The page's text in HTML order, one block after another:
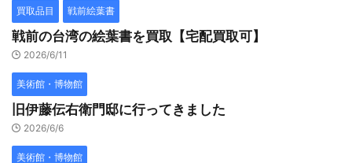
買取品目 戦前絵葉書
戦前の台湾の絵葉書を買取【宅配買取可】
2026/6/11
美術館・博物館
旧伊藤伝右衛門邸に行ってきました
2026/6/6
美術館・博物館